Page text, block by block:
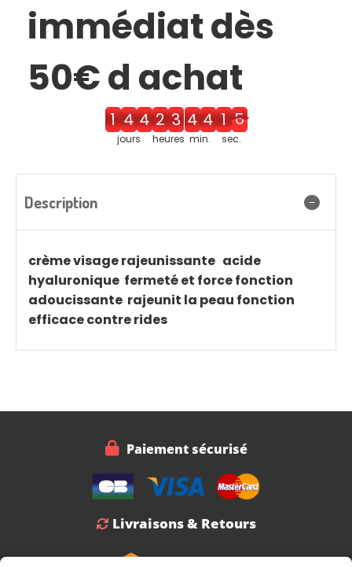
immédiat dès
50€ d achat
1 4 5
jours
2 4
heures
4 5
min.
1 6
sec.
Description
crème visage rajeunissante acide
hyaluronique fermeté et force fonction
adoucissante rajeunit la peau fonction
efficace contre rides
 Paiement sécurisé
 Livraisons & Retours